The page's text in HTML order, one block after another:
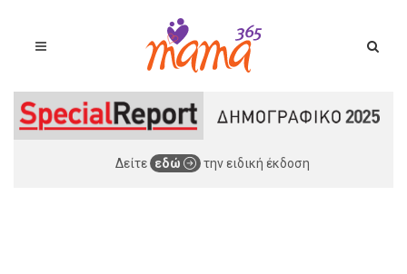
Δείτε εδώ την ειδική έκδοση